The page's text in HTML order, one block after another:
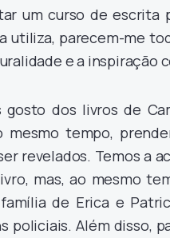
um curso de escrita
utiliza, parecem-me
e a inspiração
gosto dos livros de
mesmo tempo,
revelados. Temos a
mas, ao mesmo
de Erica e
policiais. Além disso,